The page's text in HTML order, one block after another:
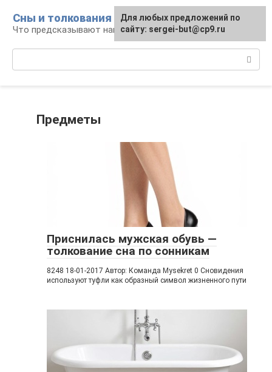
контенту
Сны и толкования
Что предсказывают нам наши сны
Предметы
Приснилась мужская обувь —
толкование сна по сонникам
8248 18-01-2017 Автор: Команда Mysekret 0 Сновидения
используют туфли как образный символ жизненного пути
Для любых предложений по
сайту: sergei-but@cp9.ru